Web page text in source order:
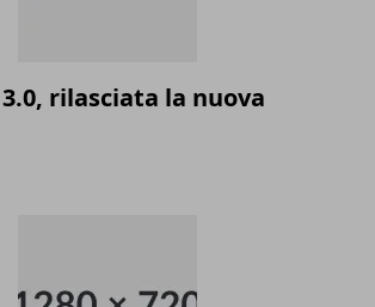
rilasciata la nuova